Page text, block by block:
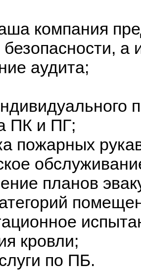
компания
а
аудита;
ПК и ПГ;
пожарных
планов
кровли;
по ПБ.